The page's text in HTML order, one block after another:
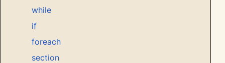
while
if
foreach
section